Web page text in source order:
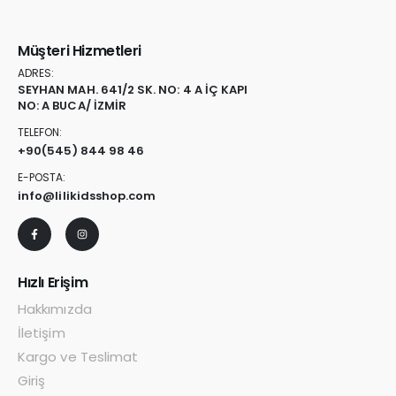
Müşteri Hizmetleri
ADRES:
SEYHAN MAH. 641/2 SK. NO: 4 A İÇ KAPI
NO: A BUCA/ İZMİR
TELEFON:
+90(545) 844 98 46
E-POSTA:
info@lilikidsshop.com
Hızlı Erişim
Hakkımızda
İletişim
Kargo ve Teslimat
Giriş